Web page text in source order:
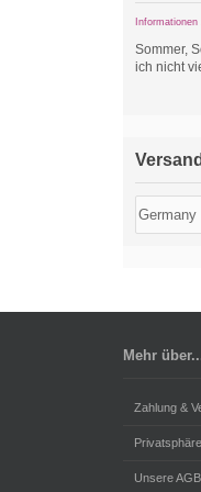
Sommer,
ich nicht
Mehr
Zahlung &
Unsere AGB